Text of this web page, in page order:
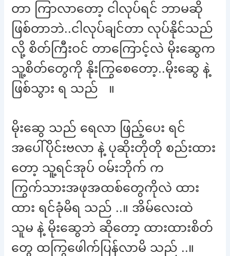
တာ ကြာလာတော့ ငါလုပ်ရင် ဘာမဆို
ဖြစ်တာဘဲ..ငါလုပ်ချင်တာ လုပ်နိုင်သည်
လို့ စိတ်ကြီးဝင် တာကြောင့်လဲ မိုးဆွေက
သူ့စိတ်တွေကို နိုးကြွစေတော့..မိုးဆွေ နဲ့
ဖြစ်သွား ရ သည် ။
မိုးဆွေ သည် ရေလာ ဖြည့်ပေး ရင်
အပေါ်ပိုင်းဗလာ နဲ့ ပုဆိုးတိုတို စည်းထား
တော့ သူ့ရင်အုပ် ဝမ်းဘိုက် က
ကြွက်သားအဖုအထစ်တွေကိုလဲ ထား
ထား ရင်ခုံမိရ သည် ..။ အိမ်လေးထဲ
သူမ နဲ့ မိုးဆွေဘဲ ဆိုတော့ ထားထားစိတ်
တွေ ထကြွဖေါက်ပြန်လာမိ သည် ..။